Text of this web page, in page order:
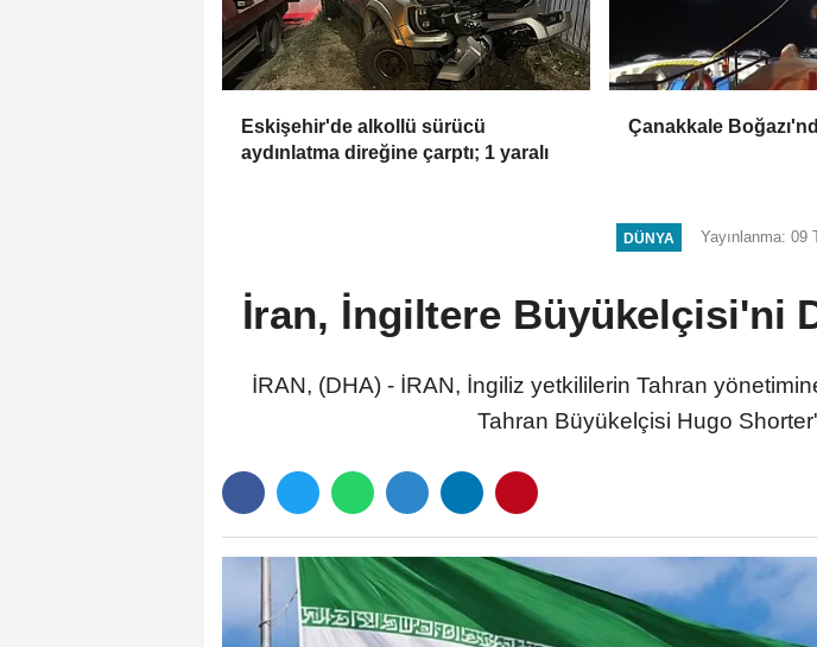
Eskişehir'de alkollü sürücü
aydınlatma direğine çarptı; 1 yaralı
Çanakkale
DÜNYA Yayınlanma: 09
İran, İngiltere Büyükelçisi'ni
İRAN, (DHA) - İRAN, İngiliz yetkililerin Tahran
Tahran Büyükelçisi Hugo